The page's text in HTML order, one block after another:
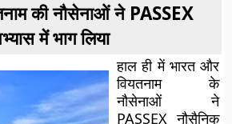
की नौसेनाओं ने PASSEX
में भाग लिया
हाल ही में भारत और
वियतनाम के
नौसेनाओं ने
PASSEX नौसैनिक